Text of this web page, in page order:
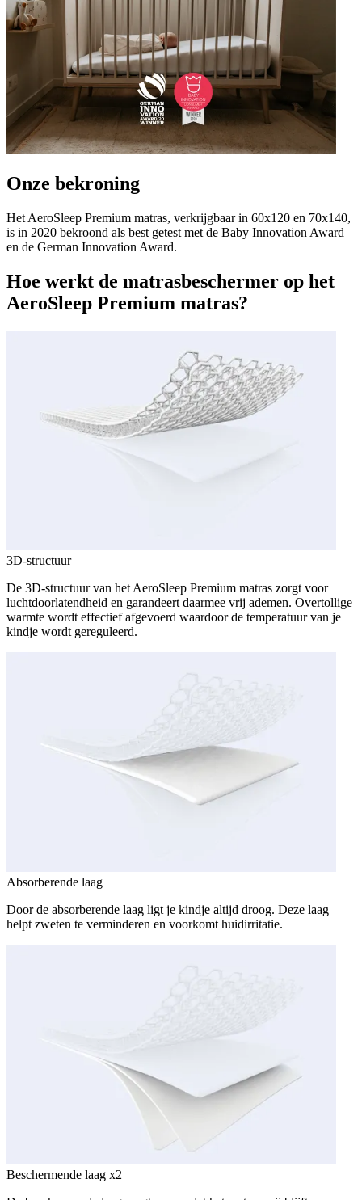
Onze bekroning
Het AeroSleep Premium matras, verkrijgbaar in 60x120 en 70x140,
is in 2020 bekroond als best getest met de Baby Innovation Award
en de German Innovation Award.
Hoe werkt de matrasbeschermer op het
AeroSleep Premium matras?
3D-structuur
De 3D-structuur van het AeroSleep Premium matras zorgt voor
luchtdoorlatendheid en garandeert daarmee vrij ademen. Overtollige
warmte wordt effectief afgevoerd waardoor de temperatuur van je
kindje wordt gereguleerd.
Absorberende laag
Door de absorberende laag ligt je kindje altijd droog. Deze laag
helpt zweten te verminderen en voorkomt huidirritatie.
Beschermende laag x2